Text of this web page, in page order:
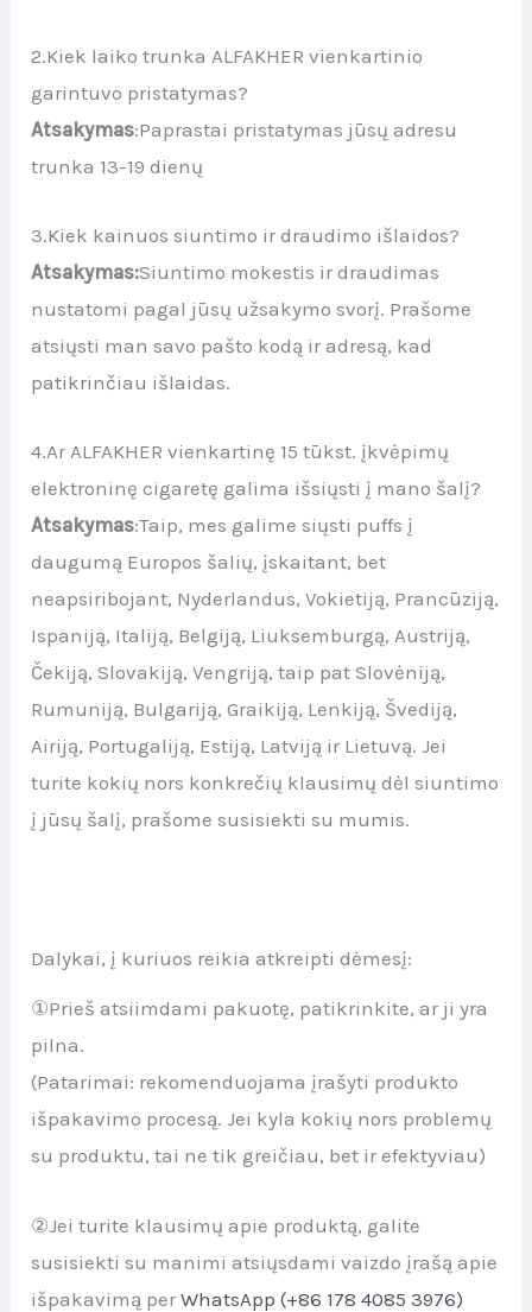
2.Kiek laiko trunka ALFAKHER vienkartinio
garintuvo pristatymas?
Atsakymas:Paprastai pristatymas jūsų adresu
trunka 13-19 dienų
3.Kiek kainuos siuntimo ir draudimo išlaidos?
Atsakymas:Siuntimo mokestis ir draudimas
nustatomi pagal jūsų užsakymo svorį. Prašome
atsiųsti man savo pašto kodą ir adresą, kad
patikrinčiau išlaidas.
4.Ar ALFAKHER vienkartinę 15 tūkst. įkvėpimų
elektroninę cigaretę galima išsiųsti į mano šalį?
Atsakymas:Taip, mes galime siųsti puffs į
daugumą Europos šalių, įskaitant, bet
neapsiribojant, Nyderlandus, Vokietiją, Prancūziją,
Ispaniją, Italiją, Belgiją, Liuksemburgą, Austriją,
Čekiją, Slovakiją, Vengriją, taip pat Slovėniją,
Rumuniją, Bulgariją, Graikiją, Lenkiją, Švediją,
Airiją, Portugaliją, Estiją, Latviją ir Lietuvą. Jei
turite kokių nors konkrečių klausimų dėl siuntimo
į jūsų šalį, prašome susisiekti su mumis.
Dalykai, į kuriuos reikia atkreipti dėmesį:
①Prieš atsiimdami pakuotę, patikrinkite, ar ji yra
pilna.
(Patarimai: rekomenduojama įrašyti produkto
išpakavimo procesą. Jei kyla kokių nors problemų
su produktu, tai ne tik greičiau, bet ir efektyviau)
②Jei turite klausimų apie produktą, galite
susisiekti su manimi atsiųsdami vaizdo įrašą apie
išpakavimą perWhatsApp (+86 178 4085 3976)